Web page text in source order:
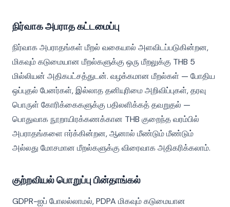
நிர்வாக அபராத கட்டமைப்பு
நிர்வாக அபராதங்கள் மீறல் வகையால் அளவிடப்படுகின்றன,
மிகவும் கடுமையான மீறல்களுக்கு ஒரு மீறலுக்கு THB 5
மில்லியன் அதிகபட்சத்துடன். வழக்கமான மீறல்கள் — போதிய
ஒப்புதல் பேனர்கள், இல்லாத தனியுரிமை அறிவிப்புகள், தரவு
பொருள் கோரிக்கைகளுக்கு பதிலளிக்கத் தவறுதல் —
பொதுவாக நூறாயிரக்கணக்கான THB குறைந்த வரம்பில்
அபராதங்களை ஈர்க்கின்றன, ஆனால் மீண்டும் மீண்டும்
அல்லது மோசமான மீறல்களுக்கு விரைவாக அதிகரிக்கலாம்.
குற்றவியல் பொறுப்பு பின்தாங்கல்
GDPR-ஐப் போலல்லாமல், PDPA மிகவும் கடுமையான